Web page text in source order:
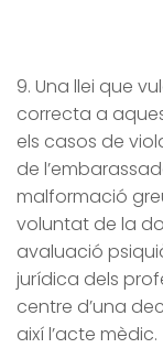
9. Una llei que
correcta a
els casos de
de
malformació
voluntat de la
avaluació
jurídica dels
centre d’una
així l’acte mèdic.